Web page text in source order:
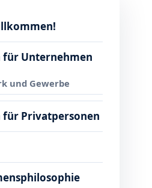
für Unternehmen
und Gewerbe
für Privatpersonen